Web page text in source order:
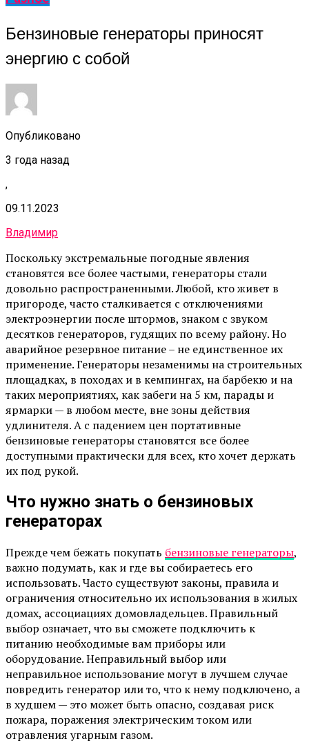
Бензиновые генераторы приносят
энергию с собой
Опубликовано
3 года назад
,
09.11.2023
Владимир
Поскольку экстремальные погодные явления
становятся все более частыми, генераторы стали
довольно распространенными. Любой, кто живет в
пригороде, часто сталкивается с отключениями
электроэнергии после штормов, знаком с звуком
десятков генераторов, гудящих по всему району. Но
аварийное резервное питание – не единственное их
применение. Генераторы незаменимы на строительных
площадках, в походах и в кемпингах, на барбекю и на
таких мероприятиях, как забеги на 5 км, парады и
ярмарки — в любом месте, вне зоны действия
удлинителя. А с падением цен портативные
бензиновые генераторы становятся все более
доступными практически для всех, кто хочет держать
их под рукой.
Что нужно знать о бензиновых
генераторах
Прежде чем бежать покупать бензиновые генераторы,
важно подумать, как и где вы собираетесь его
использовать. Часто существуют законы, правила и
ограничения относительно их использования в жилых
домах, ассоциациях домовладельцев. Правильный
выбор означает, что вы сможете подключить к
питанию необходимые вам приборы или
оборудование. Неправильный выбор или
неправильное использование могут в лучшем случае
повредить генератор или то, что к нему подключено, а
в худшем — это может быть опасно, создавая риск
пожара, поражения электрическим током или
отравления угарным газом.